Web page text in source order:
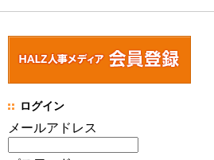
ログイン
メールアドレス